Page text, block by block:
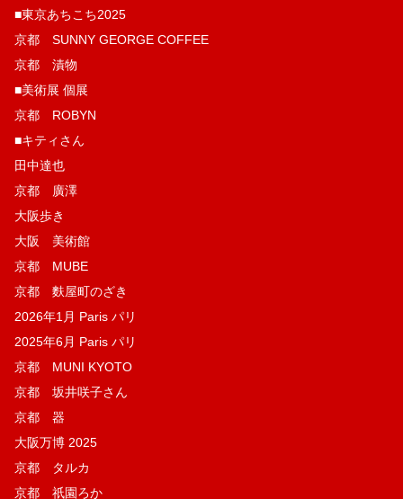
■東京あちこち2025
京都 SUNNY GEORGE COFFEE
京都 漬物
■美術展 個展
京都 ROBYN
■キティさん
田中達也
京都 廣澤
大阪歩き
大阪 美術館
京都 MUBE
京都 麩屋町のざき
2026年1月 Paris パリ
2025年6月 Paris パリ
京都 MUNI KYOTO
京都 坂井咲子さん
京都 器
大阪万博 2025
京都 タルカ
京都 祇園ろか